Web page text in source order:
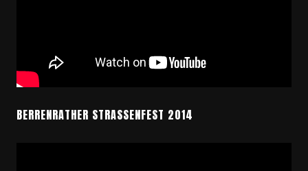
BERRENRATHER STRASSENFEST 2014